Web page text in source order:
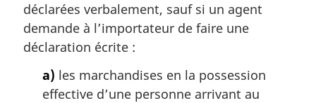
déclarées verbalement, sauf si un agent
demande à l’importateur de faire une
déclaration écrite :
a) les marchandises en la possession
effective d’une personne arrivant au